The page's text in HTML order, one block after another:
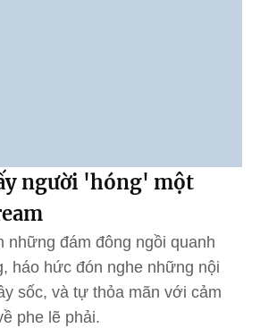
người 'hóng' một
những đám đông ngồi quanh
háo hức đón nghe những nội
sốc, và tự thỏa mãn với cảm
phe lẽ phải.